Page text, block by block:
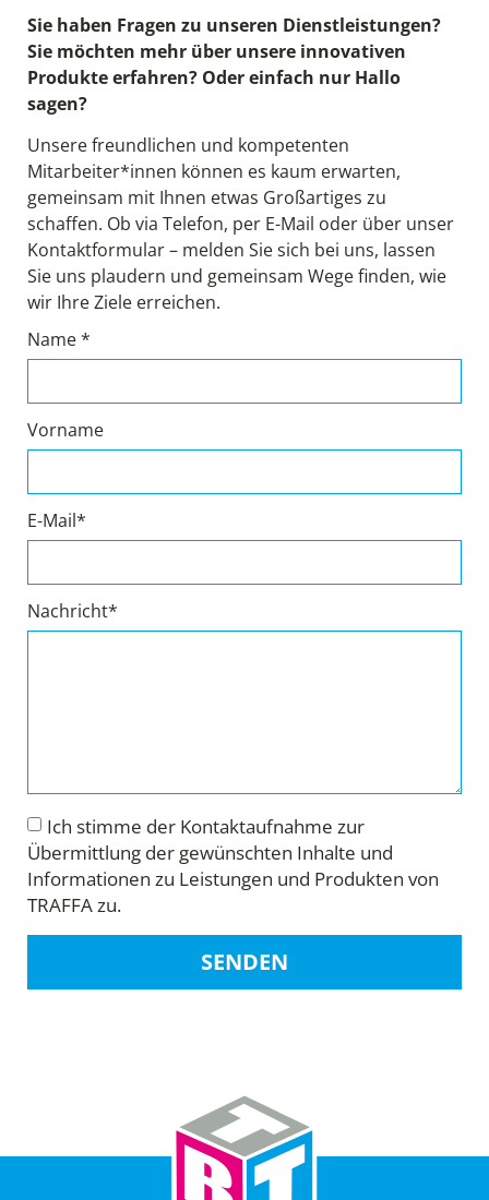
Sie haben Fragen zu unseren Dienstleistungen?
Sie möchten mehr über unsere innovativen
Produkte erfahren? Oder einfach nur Hallo
sagen?
Unsere freundlichen und kompetenten
Mitarbeiter*innen können es kaum erwarten,
gemeinsam mit Ihnen etwas Großartiges zu
schaffen. Ob via Telefon, per E-Mail oder über unser
Kontaktformular – melden Sie sich bei uns, lassen
Sie uns plaudern und gemeinsam Wege finden, wie
wir Ihre Ziele erreichen.
Name *
Vorname
E-Mail*
Nachricht*
Ich stimme der Kontaktaufnahme zur
Übermittlung der gewünschten Inhalte und
Informationen zu Leistungen und Produkten von
TRAFFA zu.
SENDEN